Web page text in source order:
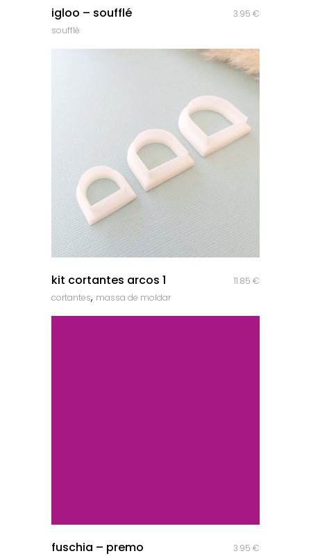
igloo – soufflé 3.95 €
soufflé
kit cortantes arcos 1 11.85 €
cortantes, massa de moldar
fuschia – premo 3.95 €